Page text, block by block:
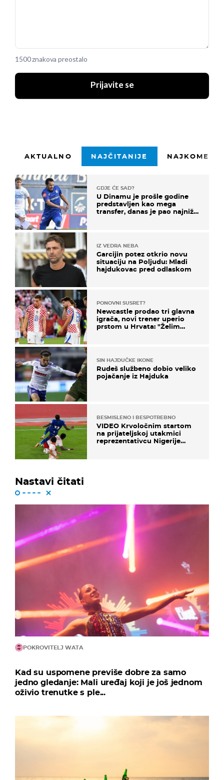
1500 znakova preostalo
Prijavite se
AKTUALNO NAJČITANIJE
GDJE ĆE SAD?
U Dinamu je prošle godine
predstavljen kao mega
transfer, danas je pao najniže
IZ VEDRA NEBA
Garcijin potez otkrio novu
situaciju na Poljudu: Mladi
hajdukovac pred odlaskom
PONOVNI SUSRET?
Newcastle prodao tri glavna
igrača, novi trener uperio
prstom u Hrvata: "Želim
SIN HAJDUČKE IKONE
Rudeš službeno dobio veliko
pojačanje iz Hajduka
BESMISLENO I BESPOTREBNO
VIDEO Krvoločnim startom
na prijateljskoj utakmici
reprezentativcu Nigerije
Nastavi čitati
POKROVITELJ WATA
Kad su uspomene previše dobre za samo
jedno gledanje: Mali uređaj koji je još jednom
oživio trenutke s ple...